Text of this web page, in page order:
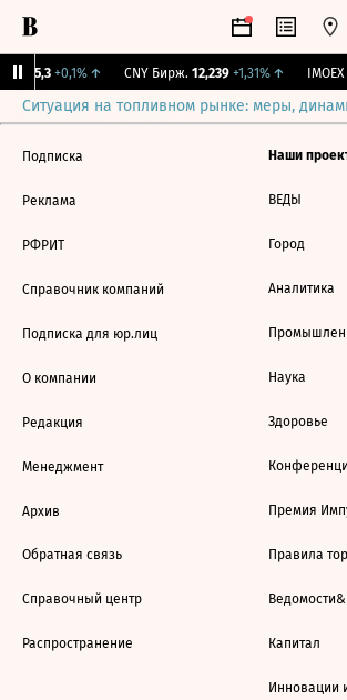
115,3 +0,1%↑ CNY Бирж. 12,239 +1,31%↑ IMOEX
Ситуация на топливном рынке: меры,
Подписка
Реклама
РФРИТ
Справочник компаний
Подписка для юр.лиц
О компании
Редакция
Менеджмент
Архив
Обратная связь
Справочный центр
Распространение
Наши
ВЕДЫ
Город
Аналитика
Наука
Здоровье
Премия
Правила
Ведомости&
Капитал
Инновации